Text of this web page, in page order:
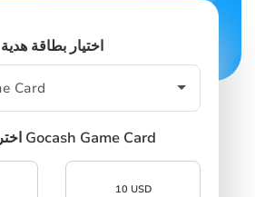
اختيار بطاقة هدية
اختر منتجات Gocash Game Card
10 USD